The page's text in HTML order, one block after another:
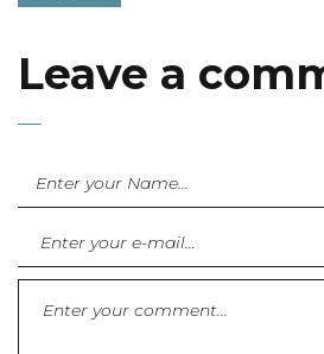
Leave a